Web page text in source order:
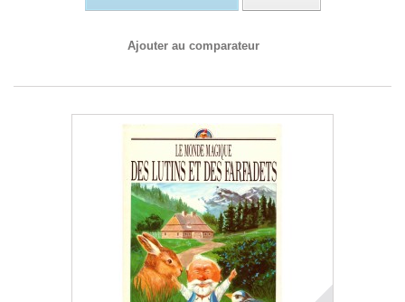
Ajouter au comparateur